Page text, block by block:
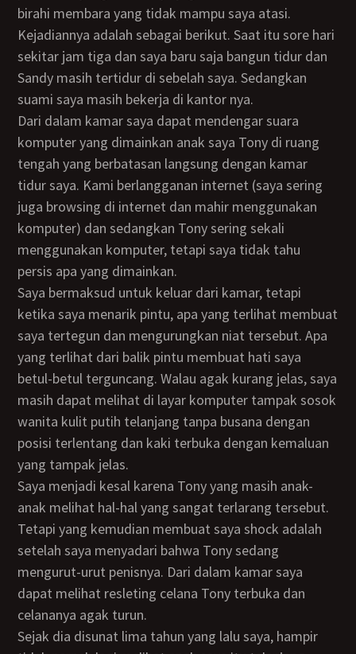
birahi membara yang tidak mampu saya atasi.
Kejadiannya adalah sebagai berikut. Saat itu sore hari
sekitar jam tiga dan saya baru saja bangun tidur dan
Sandy masih tertidur di sebelah saya. Sedangkan
suami saya masih bekerja di kantor nya.
Dari dalam kamar saya dapat mendengar suara
komputer yang dimainkan anak saya Tony di ruang
tengah yang berbatasan langsung dengan kamar
tidur saya. Kami berlangganan internet (saya sering
juga browsing di internet dan mahir menggunakan
komputer) dan sedangkan Tony sering sekali
menggunakan komputer, tetapi saya tidak tahu
persis apa yang dimainkan.
Saya bermaksud untuk keluar dari kamar, tetapi
ketika saya menarik pintu, apa yang terlihat membuat
saya tertegun dan mengurungkan niat tersebut. Apa
yang terlihat dari balik pintu membuat hati saya
betul-betul terguncang. Walau agak kurang jelas, saya
masih dapat melihat di layar komputer tampak sosok
wanita kulit putih telanjang tanpa busana dengan
posisi terlentang dan kaki terbuka dengan kemaluan
yang tampak jelas.
Saya menjadi kesal karena Tony yang masih anak-
anak melihat hal-hal yang sangat terlarang tersebut.
Tetapi yang kemudian membuat saya shock adalah
setelah saya menyadari bahwa Tony sedang
mengurut-urut penisnya. Dari dalam kamar saya
dapat melihat resleting celana Tony terbuka dan
celananya agak turun.
Sejak dia disunat lima tahun yang lalu saya, hampir